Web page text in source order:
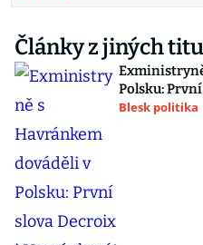
Články z jiných
Polsku:
Blesk politika